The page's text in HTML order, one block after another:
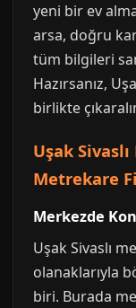
yeni bir ev
arsa, doğru
tüm bilgileri
Hazırsanız,
birlikte
Uşak
Metrekare
Merkezde
Uşak Sivaslı
olanaklarıyla
biri. Burada